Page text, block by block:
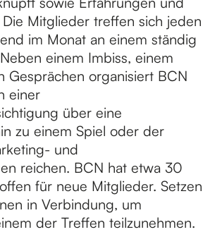
Mitglieder treffen sich jeden
im Monat an einem ständig
einem Imbiss, einem
Gesprächen organisiert BCN
einer
über eine
zu einem Spiel oder der
und
reichen. BCN hat etwa 30
für neue Mitglieder. Setzen
in Verbindung, um
der Treffen teilzunehmen.